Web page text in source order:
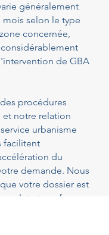
généralement
selon le type
concernée,
de GBA
procédures
et notre relation
urbanisme
facilitent
du
demande. Nous
votre dossier est
et conforme